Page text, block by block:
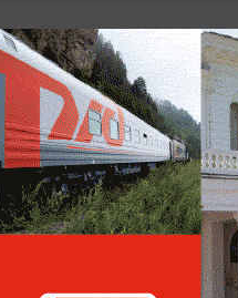
ещё:
отдала 21 тысячу
устроила вечеринку в
рассказала, поможет ли